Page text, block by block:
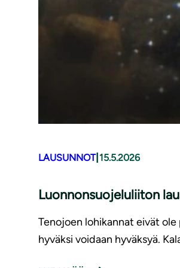
LAUSUNNOT| 15.5.2026
Luonnonsuojeluliiton
Tenojoen lohikannat eivät
hyväksi voidaan hyväksyä.